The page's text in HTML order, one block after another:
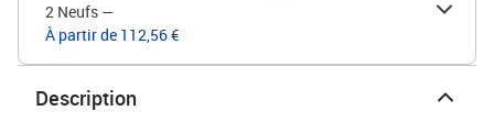
2 Neufs —
À partir de 112,56 €
Description